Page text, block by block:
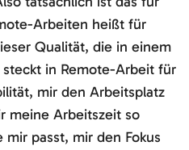
Arbeiten heißt für
Qualität, die in einem
in Remote-Arbeit für
mir den Arbeitsplatz
meine Arbeitszeit so
passt, mir den Fokus